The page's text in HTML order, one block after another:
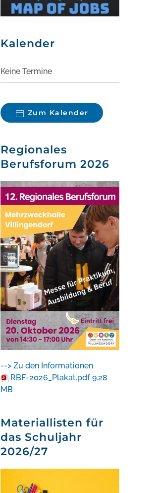
Kalender
Keine Termine
Zum Kalender
Regionales
Berufsforum 2026
--> Zu den Informationen
RBF-2026_Plakat.pdf 9.28
MB
Materiallisten für
das Schuljahr
2026/27